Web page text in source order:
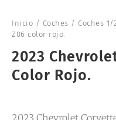
Inicio / Coches / Coches 1/
Z06 color rojo.
2023
Color Rojo.
2023 Chevrolet